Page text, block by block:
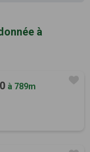
à
à 789m